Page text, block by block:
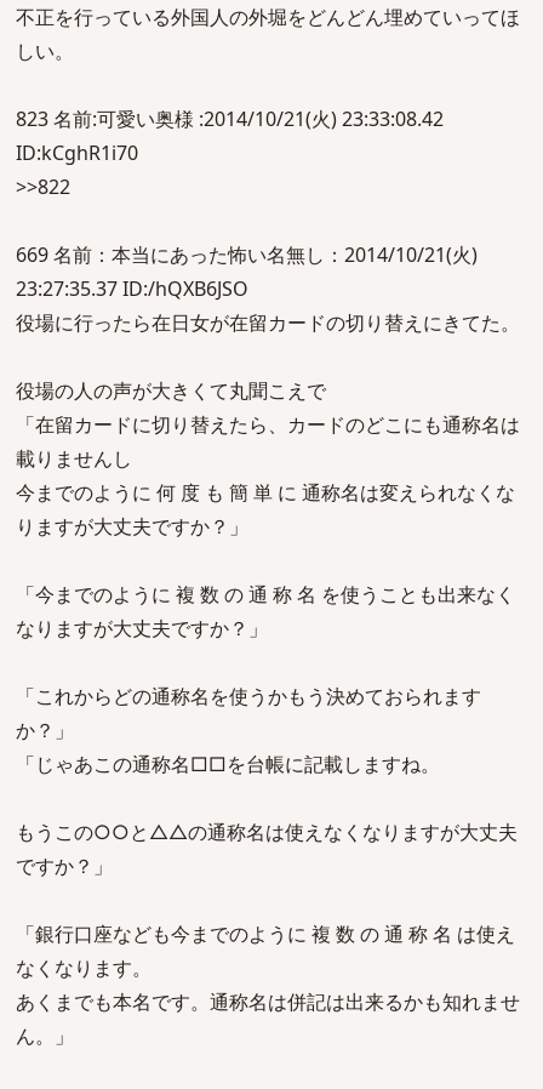
不正を行っている外国人の外堀をどんどん埋めていってほ
しい。
823 名前:可愛い奥様 :2014/10/21(火) 23:33:08.42
ID:kCghR1i70
>>822
669 名前：本当にあった怖い名無し：2014/10/21(火)
23:27:35.37 ID:/hQXB6JSO
役場に行ったら在日女が在留カードの切り替えにきてた。
役場の人の声が大きくて丸聞こえで
「在留カードに切り替えたら、カードのどこにも通称名は
載りませんし
今までのように 何 度 も 簡 単 に 通称名は変えられなくな
りますが大丈夫ですか？」
「今までのように 複 数 の 通 称 名 を使うことも出来なく
なりますが大丈夫ですか？」
「これからどの通称名を使うかもう決めておられます
か？」
「じゃあこの通称名□□を台帳に記載しますね。
もうこの○○と△△の通称名は使えなくなりますが大丈夫
ですか？」
「銀行口座なども今までのように 複 数 の 通 称 名 は使え
なくなります。
あくまでも本名です。通称名は併記は出来るかも知れませ
ん。」